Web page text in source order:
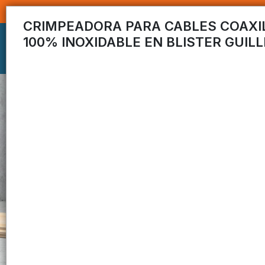
CRIMPEADORA PARA CABLES
100% INOXIDABLE EN BLISTER